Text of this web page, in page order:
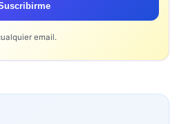
email.